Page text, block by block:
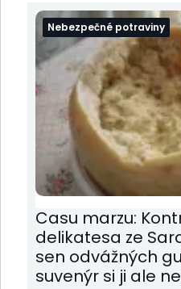
Nebezpečné potraviny
Casu marzu:
delikatesa ze
sen odvážných
suvenýr si ji ale